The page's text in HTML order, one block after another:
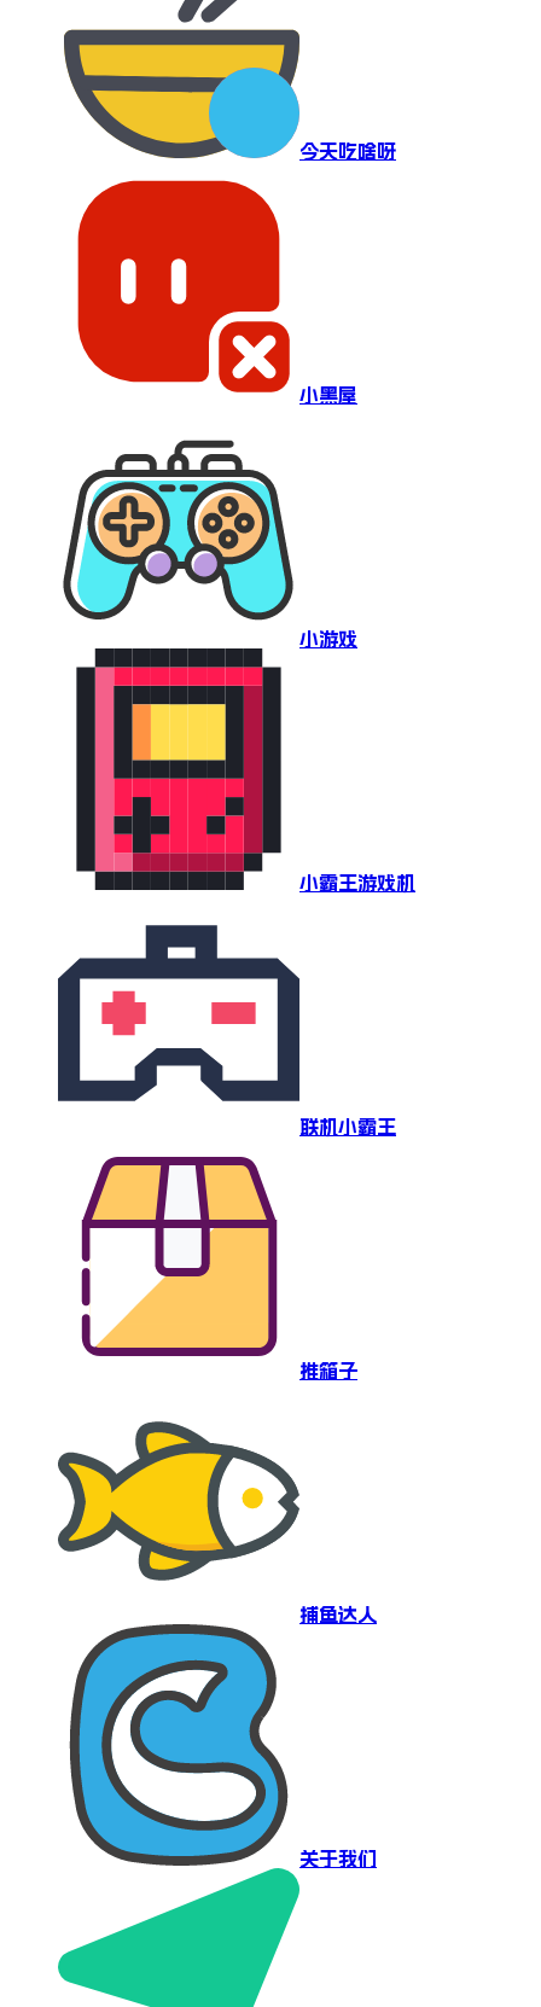
今天吃啥呀
小黑屋
小游戏
小霸王游戏机
联机小霸王
推箱子
捕鱼达人
关于我们